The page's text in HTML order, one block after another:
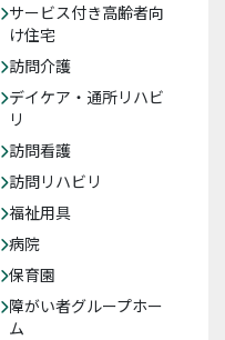
サービス付き高齢者向
け住宅
訪問介護
デイケア・通所リハビ
リ
訪問看護
訪問リハビリ
福祉用具
病院
保育園
障がい者グループホー
ム